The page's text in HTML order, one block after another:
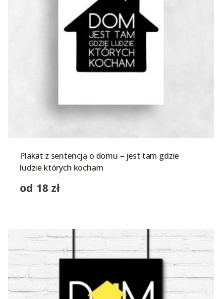
Plakat z sentencją o domu – jest tam gdzie
ludzie których kocham
od 18 zł